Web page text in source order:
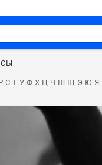
С Т У Ф Х Ц Ч Ш Щ Э Ю Я